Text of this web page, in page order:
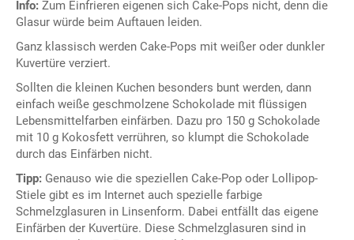
Info: Zum Einfrieren eigenen sich Cake-Pops nicht, denn die
Glasur würde beim Auftauen leiden.
Ganz klassisch werden Cake-Pops mit weißer oder dunkler
Kuvertüre verziert.
Sollten die kleinen Kuchen besonders bunt werden, dann
einfach weiße geschmolzene Schokolade mit flüssigen
Lebensmittelfarben einfärben. Dazu pro 150 g Schokolade
mit 10 g Kokosfett verrühren, so klumpt die Schokolade
durch das Einfärben nicht.
Tipp: Genauso wie die speziellen Cake-Pop oder Lollipop-
Stiele gibt es im Internet auch spezielle farbige
Schmelzglasuren in Linsenform. Dabei entfällt das eigene
Einfärben der Kuvertüre. Diese Schmelzglasuren sind in